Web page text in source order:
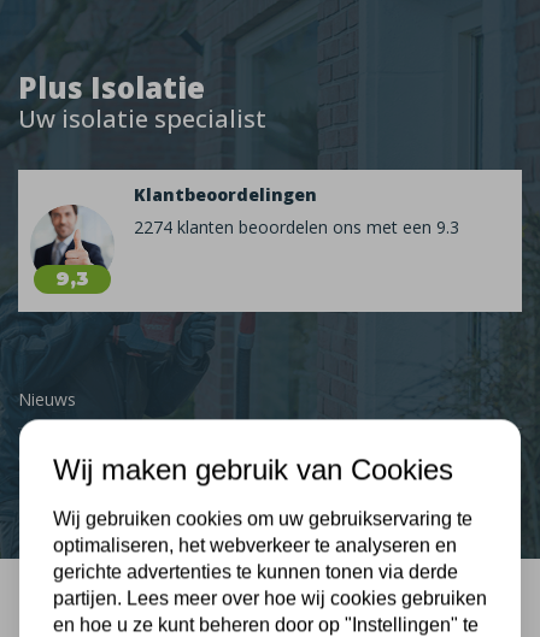
Plus Isolatie
Uw isolatie specialist
9,3
Klantbeoordelingen
2274 klanten beoordelen ons met een 9.3
Nieuws
ContactWij maken gebruik van Cookies
Wij gebruiken cookies om uw gebruikservaring te
optimaliseren, het webverkeer te analyseren en
gerichte advertenties te kunnen tonen via derde
partijen. Lees meer over hoe wij cookies gebruiken
en hoe u ze kunt beheren door op "Instellingen" te